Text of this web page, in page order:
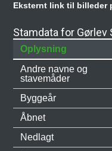
Eksternt link til billeder
Stamdata for Gørlev
Oplysning
Andre navne og
stavemåder
Byggeår
Åbnet
Nedlagt